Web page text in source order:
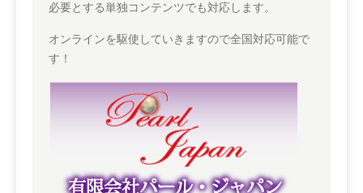
必要とする単独コンテンツでも対応します。
オンラインを駆使していきますので全国対応可能で
す！